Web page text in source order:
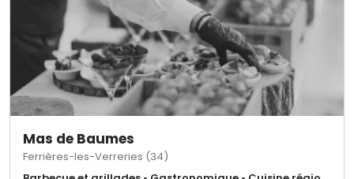
Mas de Baumes
Ferrières-les-Verreries (34)